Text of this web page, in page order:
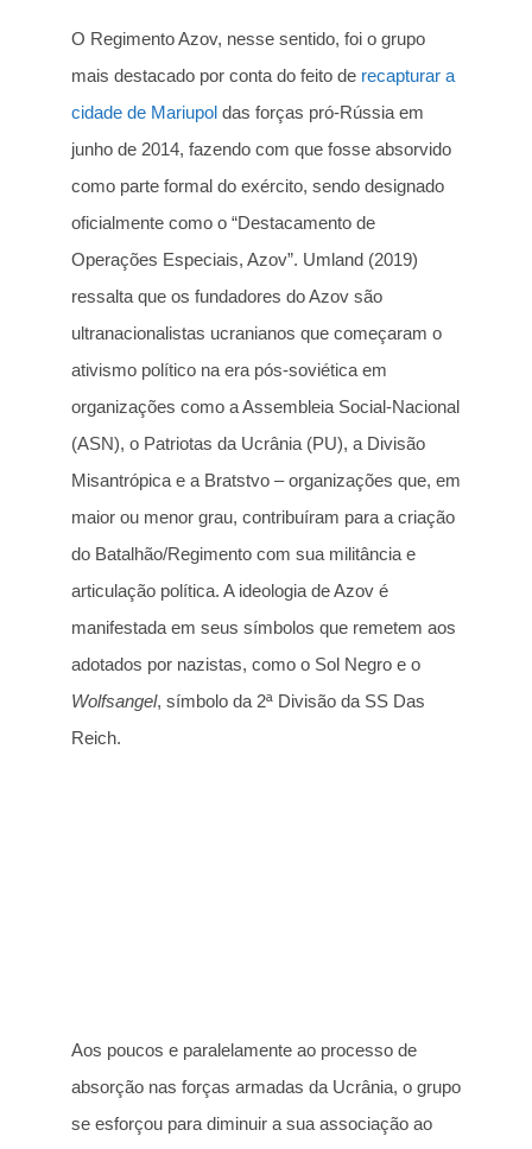
O Regimento Azov, nesse sentido, foi o grupo
mais destacado por conta do feito de recapturar a
cidade de Mariupol das forças pró-Rússia em
junho de 2014, fazendo com que fosse absorvido
como parte formal do exército, sendo designado
oficialmente como o “Destacamento de
Operações Especiais, Azov”. Umland (2019)
ressalta que os fundadores do Azov são
ultranacionalistas ucranianos que começaram o
ativismo político na era pós-soviética em
organizações como a Assembleia Social-Nacional
(ASN), o Patriotas da Ucrânia (PU), a Divisão
Misantrópica e a Bratstvo – organizações que, em
maior ou menor grau, contribuíram para a criação
do Batalhão/Regimento com sua militância e
articulação política. A ideologia de Azov é
manifestada em seus símbolos que remetem aos
adotados por nazistas, como o Sol Negro e o
Wolfsangel, símbolo da 2ª Divisão da SS Das
Reich.
Aos poucos e paralelamente ao processo de
absorção nas forças armadas da Ucrânia, o grupo
se esforçou para diminuir a sua associação ao